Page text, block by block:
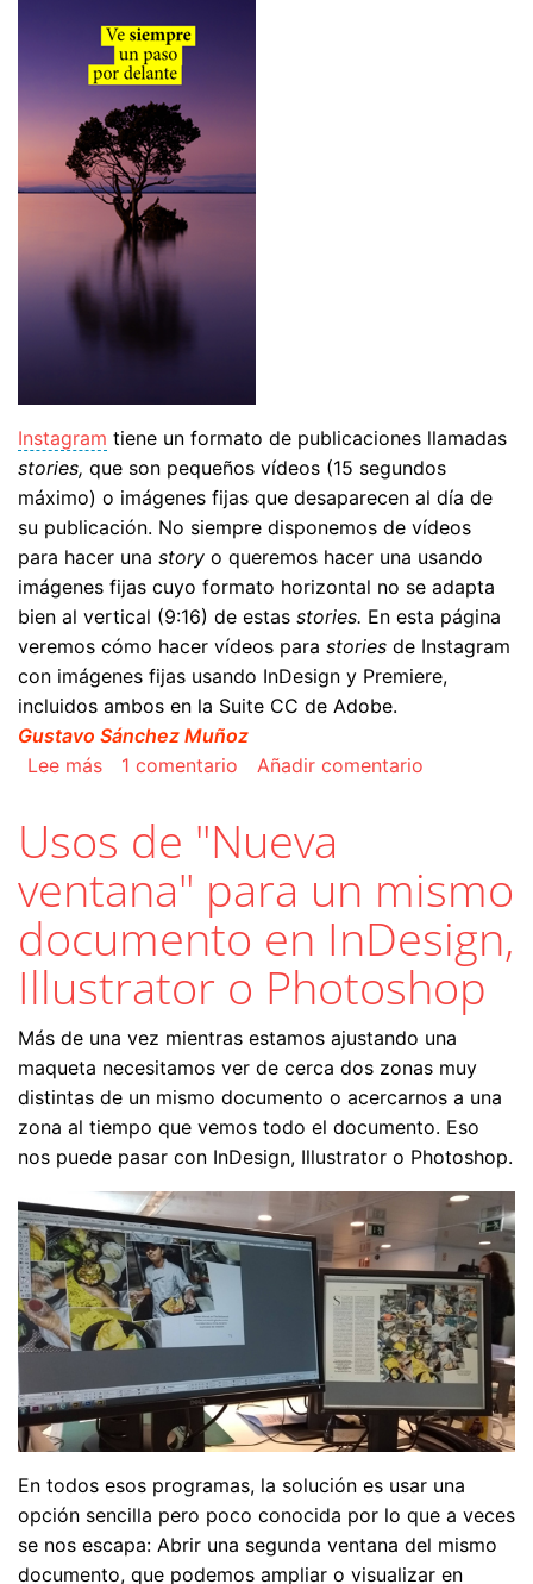
Instagram tiene un formato de publicaciones llamadas
stories, que son pequeños vídeos (15 segundos
máximo) o imágenes fijas que desaparecen al día de
su publicación. No siempre disponemos de vídeos
para hacer una story o queremos hacer una usando
imágenes fijas cuyo formato horizontal no se adapta
bien al vertical (9:16) de estas stories. En esta página
veremos cómo hacer vídeos para stories de Instagram
con imágenes fijas usando InDesign y Premiere,
incluidos ambos en la Suite CC de Adobe.
Gustavo Sánchez Muñoz
Lee mássobre Hacer un vídeo con imágenes fijas para
1 comentario Añadir comentario
Usos de "Nueva
ventana" para un mismo
documento en InDesign,
Illustrator o Photoshop
Más de una vez mientras estamos ajustando una
maqueta necesitamos ver de cerca dos zonas muy
distintas de un mismo documento o acercarnos a una
zona al tiempo que vemos todo el documento. Eso
nos puede pasar con InDesign, Illustrator o Photoshop.
En todos esos programas, la solución es usar una
opción sencilla pero poco conocida por lo que a veces
se nos escapa: Abrir una segunda ventana del mismo
documento, que podemos ampliar o visualizar en